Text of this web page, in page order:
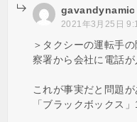
gavandynamic
2021年3月25日
＞タクシーの運転手
察署から会社に電話が
これが事実だと問題が
「ブラックボックス